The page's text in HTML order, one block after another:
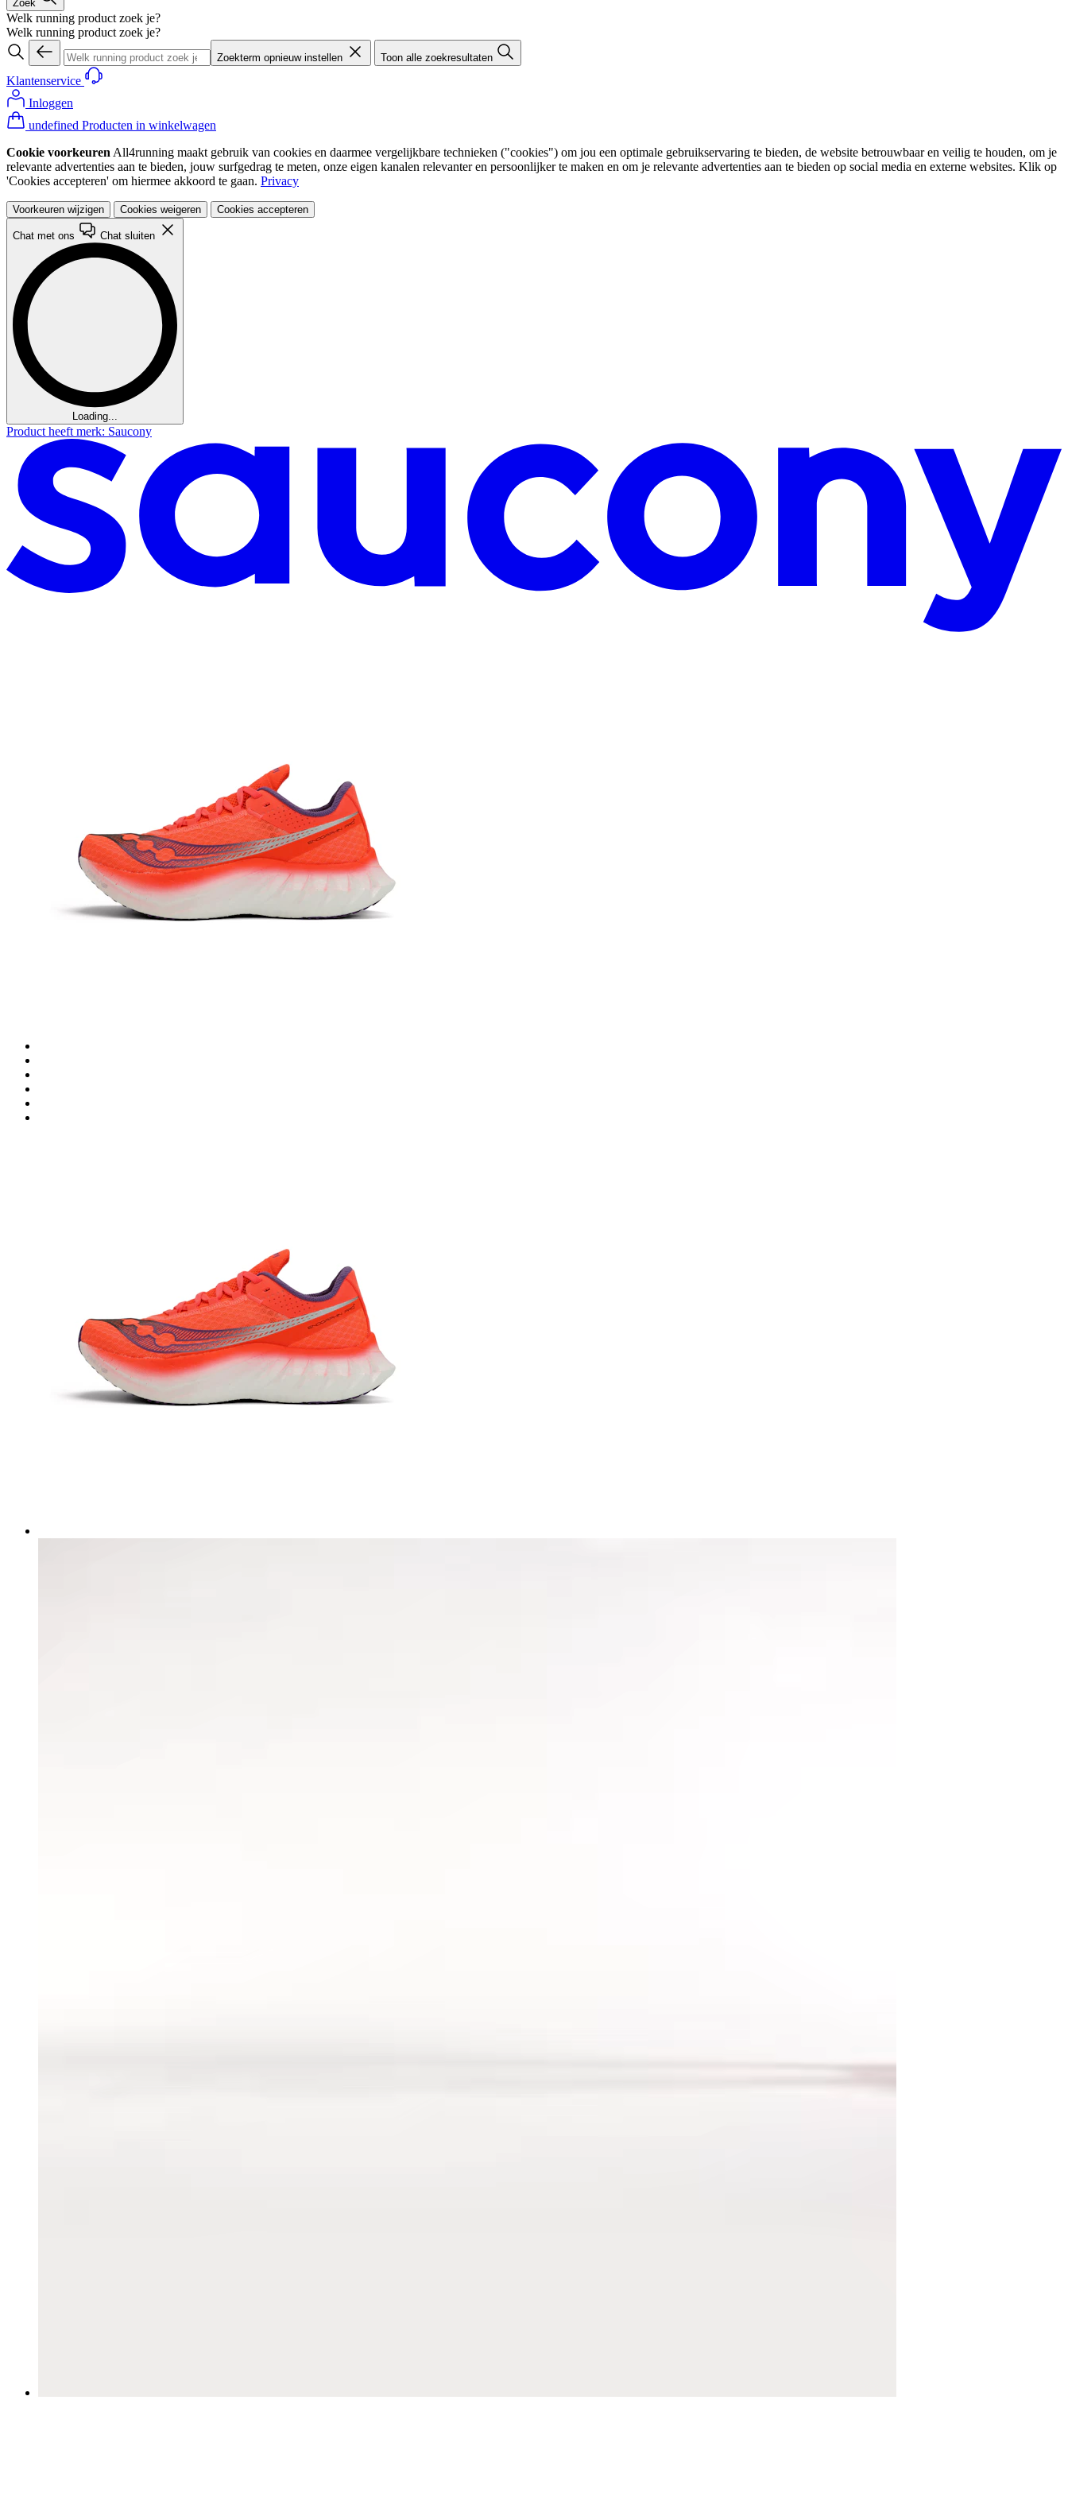
Zoek
Welk running product zoek je?
Welk running product zoek je?
Zoekterm opnieuw instellen Toon alle zoekresultaten
Klantenservice
Inloggen
undefined Producten in winkelwagen
Cookie voorkeuren All4running maakt gebruik van cookies en daarmee vergelijkbare technieken ("cookies") om jou een optimale gebruikservaring te bieden, de website betrouwbaar en veilig te houden, om je
relevante advertenties aan te bieden, jouw surfgedrag te meten, onze eigen kanalen relevanter en persoonlijker te maken en om je relevante advertenties aan te bieden op social media en externe websites. Klik op
'Cookies accepteren' om hiermee akkoord te gaan. Privacy
Voorkeuren wijzigen Cookies weigeren Cookies accepteren
Chat met ons Chat sluiten
Loading...
Product heeft merk: Saucony